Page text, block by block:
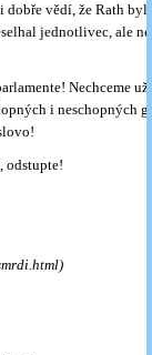
vědí, že Rath byl
jednotlivec, ale
Nechceme už
i neschopných
odstupte!